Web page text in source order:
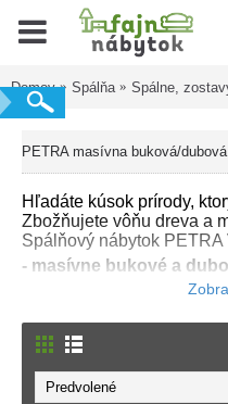
Domov Spálňa Spálne,
PETRA masívna buková/
Hľadáte kúsok prírody,
Zbožňujete vôňu dreva a
Spálňový nábytok PETRA
- masívne bukové a
- masívne nočné stolíky,
- úložné priestory a
Zariaďte si svoju spálňu
s ktorým budete určite